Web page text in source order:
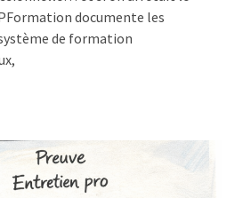
documente les
de formation